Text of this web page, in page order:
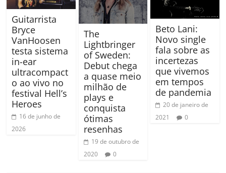
Guitarrista
Bryce
VanHoosen
testa sistema
in-ear
ultracompact
o ao vivo no
festival Hell’s
Heroes
16 de junho de
2026
The
Lightbringer
of Sweden:
Debut chega
a quase meio
milhão de
plays e
conquista
ótimas
resenhas
19 de outubro de
2020
0
Beto Lani:
Novo single
fala sobre as
incertezas
que vivemos
em tempos
de pandemia
20 de janeiro de
2021
0